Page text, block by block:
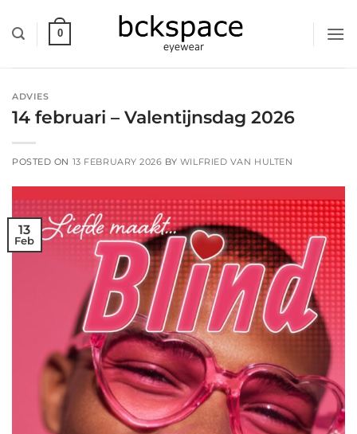
to
content
0
ADVIES
14 februari – Valentijnsdag 2026
POSTED ON 13 FEBRUARY 2026 BY WILFRIED VAN HULTEN
13
Feb